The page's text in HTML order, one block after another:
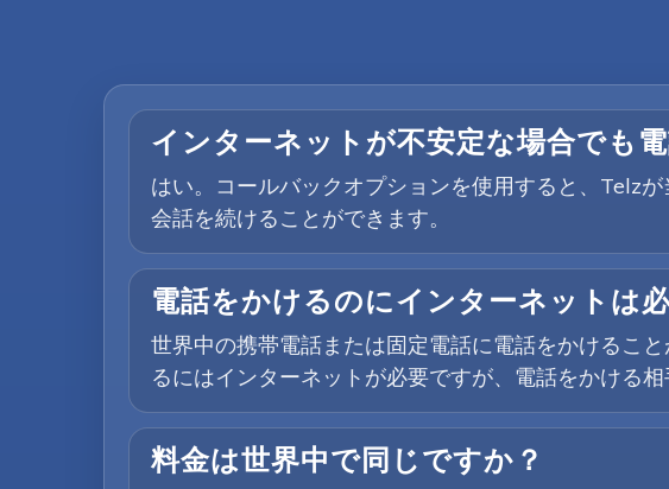
インターネットが不安定な場合でも
はい。コールバックオプションを使用すると、Telz
会話を続けることができます。
電話をかけるのにインターネットは
世界中の携帯電話または固定電話に電話をかけるこ
るにはインターネットが必要ですが、電話をかける
料金は世界中で同じですか？